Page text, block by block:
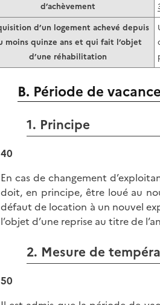
d’achèvement
d’un logement achevé depuis
moins quinze ans et qui fait l’objet
d’une réhabilitation
B. Période de
1. Principe
40
En cas de changement
doit, en principe, être loué au
défaut de location à un nouvel
l’objet d’une reprise au titre de
2. Mesure de
50